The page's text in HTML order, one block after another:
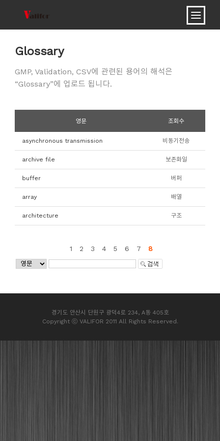
Glossary
GMP, Validation, CSV에 관련된 용어의 해석은
“Glossary”에 업로드 됩니다.
영문 조회수
asynchronous transmission 비동기전송
archive file 보존화일
buffer 버퍼
array 배열
architecture 구조
1 2 3 4 5 6 7 8
경기도 안산시 단원구 광덕4로 234, A동 405호
Copyright ⓒ VALIFOR 2011 All Rights Reserved.